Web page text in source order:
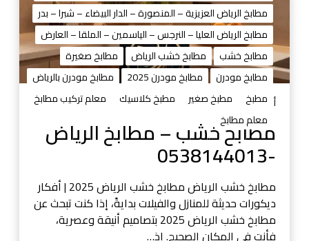
و
ا
ل
ص
م
ط
ا
ب
مطابخ الرياض العزيزية – المنصورة – الدار البيضاء – شبرا – بدر
مطابخ الرياض العليا – النرجس – الياسمين – الملقا – العارض
مطابخ خشب
مطابخ خشب الرياض
مطابخ صغيرة
مطابخ مودرن
مطابخ مودرن 2025
مطابخ مودرن بالرياض
مطبخ
مطبخ صغير مطبخ كلاسيك
معلم تركيب مطابخ
معلم مطابخ
أغسطس 29, 2025
مطابخ خشب – مطابخ الرياض
-0538144013
مطابخ خشب الرياض مطابخ خشب الرياض 2025 | أفكار
ديكورات حديثة للمنازل والفيلات بدايةً، إذا كنت تبحث عن
مطابخ خشب الرياض 2025 بتصاميم أنيقة وعصرية،
فأنت في المكان الصحيح. إذ…